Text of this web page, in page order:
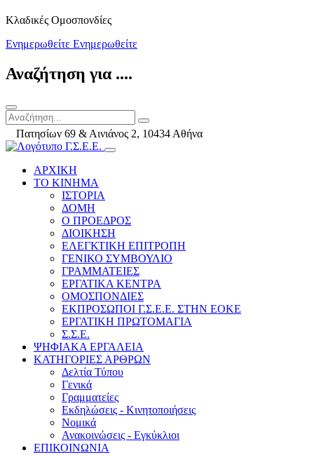
Kλαδικές Ομοσπονδίες
Ενημερωθείτε Ενημερωθείτε
Αναζήτηση για ....
Πατησίων 69 & Αινιάνος 2, 10434 Αθήνα
ΑΡΧΙΚΗ
ΤΟ ΚΙΝΗΜΑ
ΙΣΤΟΡΙΑ
ΔΟΜΗ
Ο ΠΡΟΕΔΡΟΣ
ΔΙΟΙΚΗΣΗ
ΕΛΕΓΚΤΙΚΗ ΕΠΙΤΡΟΠΗ
ΓΕΝΙΚΟ ΣΥΜΒΟΥΛΙΟ
ΓΡΑΜΜΑΤΕΙΕΣ
ΕΡΓΑΤΙΚΑ ΚΕΝΤΡΑ
ΟΜΟΣΠΟΝΔΙΕΣ
ΕΚΠΡΟΣΩΠΟΙ Γ.Σ.Ε.Ε. ΣΤΗΝ ΕΟΚΕ
ΕΡΓΑΤΙΚΗ ΠΡΩΤΟΜΑΓΙΑ
Σ.Σ.Ε.
ΨΗΦΙΑΚΑ ΕΡΓΑΛΕΙΑ
ΚΑΤΗΓΟΡΙΕΣ ΑΡΘΡΩΝ
Δελτία Τύπου
Γενικά
Γραμματείες
Εκδηλώσεις - Κινητοποιήσεις
Νομικά
Ανακοινώσεις - Εγκύκλιοι
ΕΠΙΚΟΙΝΩΝΙΑ